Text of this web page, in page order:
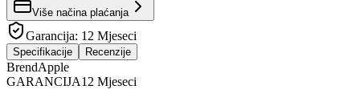
Više načina plaćanja
Garancija: 12 Mjeseci
Specifikacije Recenzije
BrendApple
GARANCIJA12 Mjeseci